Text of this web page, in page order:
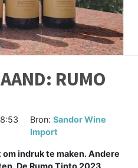
RUMO
Bron: Sandor Wine
Import
indruk te maken. Andere
De Rumo Tinto 2023